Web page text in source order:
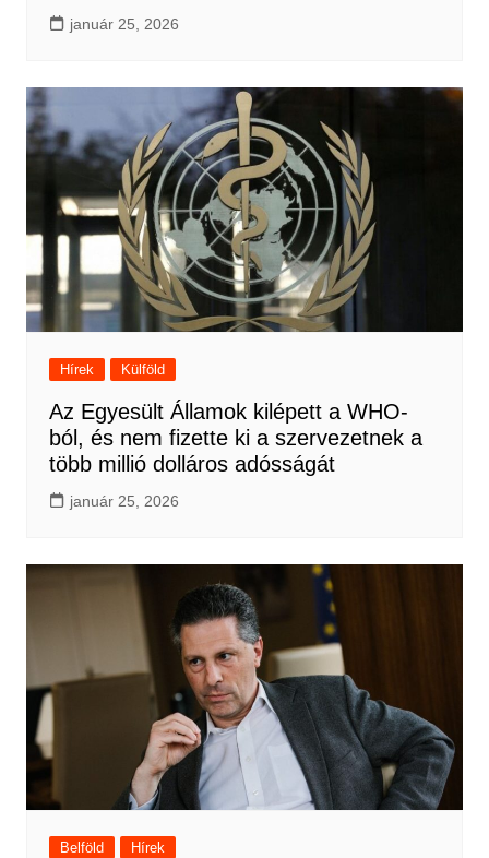
január 25, 2026
Hírek Külföld
Az Egyesült Államok kilépett a WHO-
ból, és nem fizette ki a szervezetnek a
több millió dolláros adósságát
január 25, 2026
Belföld Hírek